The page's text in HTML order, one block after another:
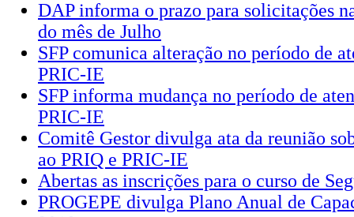
DAP informa o prazo para solicitações
do mês de Julho
SFP comunica alteração no período de
PRIC-IE
SFP informa mudança no período de
PRIC-IE
Comitê Gestor divulga ata da reunião
ao PRIQ e PRIC-IE
Abertas as inscrições para o curso de
PROGEPE divulga Plano Anual de